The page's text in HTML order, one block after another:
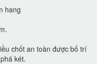
chốt an toàn được bố trí
két.